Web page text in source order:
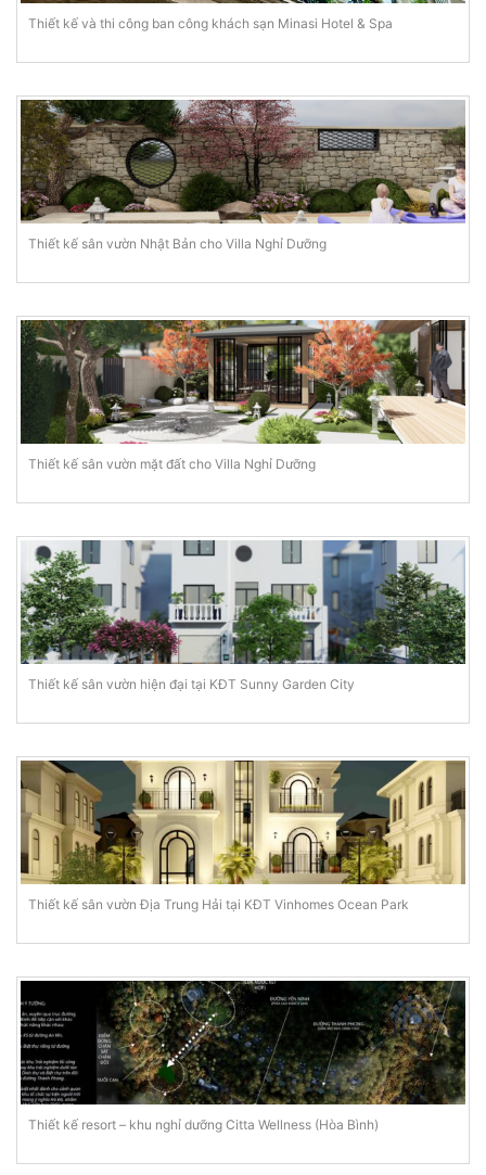
Thiết kế và thi công ban công khách sạn Minasi Hotel & Spa
Thiết kế sân vườn Nhật Bản cho Villa Nghỉ Dưỡng
Thiết kế sân vườn mặt đất cho Villa Nghỉ Dưỡng
Thiết kế sân vườn hiện đại tại KĐT Sunny Garden City
Thiết kế sân vườn Địa Trung Hải tại KĐT Vinhomes Ocean Park
Thiết kế resort – khu nghỉ dưỡng Citta Wellness (Hòa Bình)